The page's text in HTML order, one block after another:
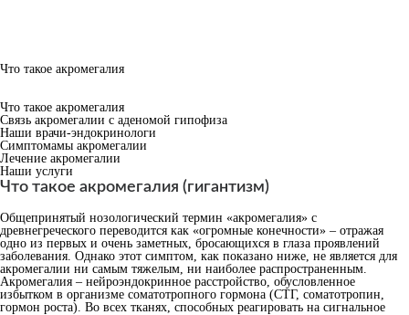
Что такое акромегалия
Что такое акромегалия
Связь акромегалии с аденомой гипофиза
Наши врачи-эндокринологи
Симптомамы акромегалии
Лечение акромегалии
Наши услуги
Что такое акромегалия (гигантизм)
Общепринятый нозологический термин «акромегалия» с
древнегреческого переводится как «огромные конечности» – отражая
одно из первых и очень заметных, бросающихся в глаза проявлений
заболевания. Однако этот симптом, как показано ниже, не является для
акромегалии ни самым тяжелым, ни наиболее распространенным.
Акромегалия – нейроэндокринное расстройство, обусловленное
избытком в организме соматотропного гормона (СТГ, соматотропин,
гормон роста). Во всех тканях, способных реагировать на сигнальное